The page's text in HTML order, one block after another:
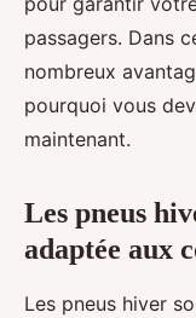
passagers. Dans
nombreux
pourquoi vous
maintenant.
Les pneus
adaptée aux
Les pneus hiver